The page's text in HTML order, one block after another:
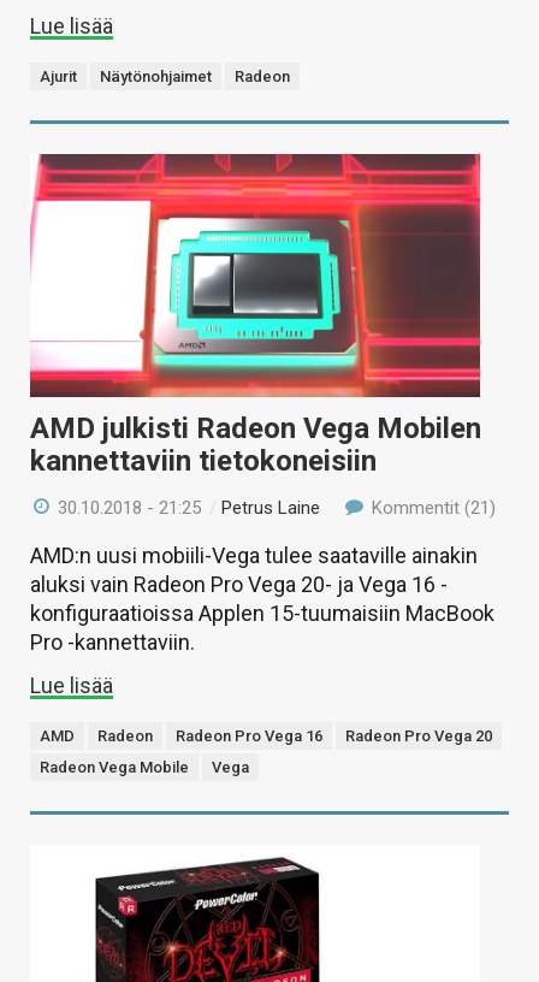
Lue lisää
Ajurit Näytönohjaimet Radeon
AMD julkisti Radeon Vega Mobilen
kannettaviin tietokoneisiin
30.10.2018 - 21:25 /Petrus Laine Kommentit (21)
AMD:n uusi mobiili-Vega tulee saataville ainakin
aluksi vain Radeon Pro Vega 20- ja Vega 16 -
konfiguraatioissa Applen 15-tuumaisiin MacBook
Pro -kannettaviin.
Lue lisää
AMD Radeon Radeon Pro Vega 16
Radeon Pro Vega 20
Radeon Vega Mobile
Vega